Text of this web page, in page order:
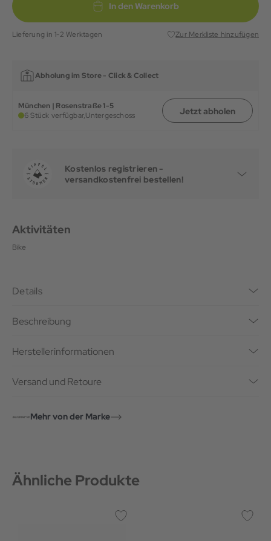
In den Warenkorb
Lieferung in 1-2 Werktagen Zur Merkliste hinzufügen
Abholung im Store - Click & Collect
München | Rosenstraße 1-5
6 Stück verfügbar,Untergeschoss Jetzt abholen
Kostenlos registrieren -
versandkostenfrei bestellen!
Aktivitäten
Bike
Details
Beschreibung
Herstellerinformationen
Versand und Retoure
Mehr von der Marke
Ähnliche Produkte